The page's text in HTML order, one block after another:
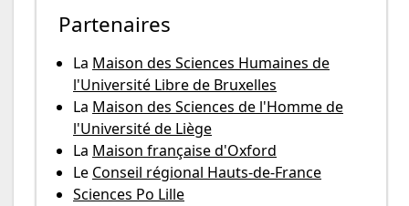
Partenaires
La Maison des Sciences Humaines de
l'Université Libre de Bruxelles
La Maison des Sciences de l'Homme de
l'Université de Liège
La Maison française d'Oxford
Le Conseil régional Hauts-de-France
Sciences Po Lille